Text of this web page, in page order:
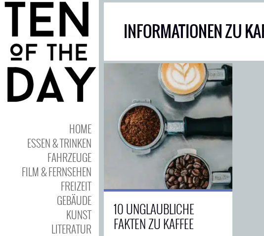
HOME
ESSEN & TRINKEN
FAHRZEUGE
FILM & FERNSEHEN
FREIZEIT
GEBÄUDE
KUNST
LITERATUR
INFORMATIONEN ZU
10 UNGLAUBLICHE
FAKTEN ZU KAFFEE